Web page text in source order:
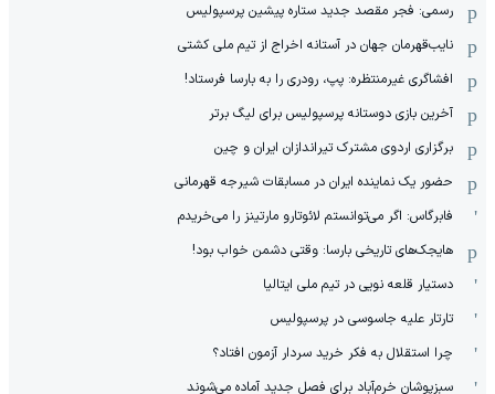
رسمی: فجر مقصد جدید ستاره پیشین پرسپولیس
نایب‌قهرمان جهان در آستانه اخراج از تیم ملی کشتی
افشاگری غیرمنتظره: پپ، رودری را به بارسا فرستاد!
آخرین بازی دوستانه پرسپولیس برای لیگ برتر
برگزاری اردوی مشترک تیراندازان ایران و چین
حضور یک نماینده ایران در مسابقات شیرجه قهرمانی
فابرگاس: اگر می‌توانستم لائوتارو مارتینز را می‌خریدم
هایجک‌های تاریخی بارسا: وقتی دشمن خواب بود!
دستیار قلعه نویی در تیم ملی ایتالیا
تارتار علیه جاسوسی در پرسپولیس
چرا استقلال به فکر خرید سردار آزمون افتاد؟
سبزپوشان خرم‌آباد برای فصل جدید آماده می‌شوند